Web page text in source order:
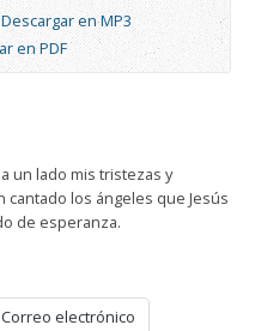
Descargar en MP3
en PDF
un lado mis tristezas y
los ángeles que Jesús
de esperanza.
Correo electrónico